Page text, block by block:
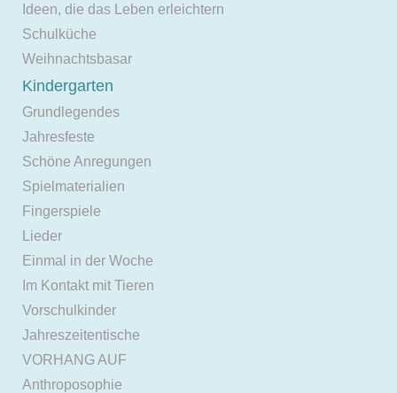
Ideen, die das Leben erleichtern
Schulküche
Weihnachtsbasar
Kindergarten
Grundlegendes
Jahresfeste
Schöne Anregungen
Spielmaterialien
Fingerspiele
Lieder
Einmal in der Woche
Im Kontakt mit Tieren
Vorschulkinder
Jahreszeitentische
VORHANG AUF
Anthroposophie